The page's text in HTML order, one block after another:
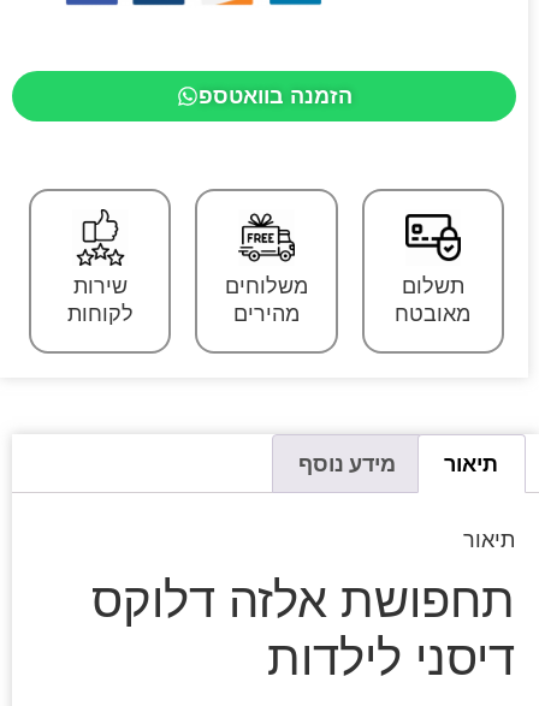
הזמנה בוואטספ
תשלום
מאובטח
משלוחים
מהירים
שירות
לקוחות
תיאור מידע נוסף
תיאור
תחפושת אלזה דלוקס
דיסני לילדות